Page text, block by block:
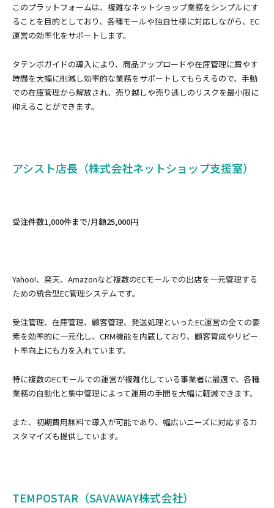
このプラットフォームは、複雑なネットショップ業務をシンプルにす
ることを目的としており、各種モールや独自仕様に対応しながら、EC
運営の効率化をサポートします。
タテンポガイドの導入により、商品アップロードや在庫管理に費やす
時間を大幅に削減し効率的な業務をサポートしてもらえるので、手動
での在庫管理から解放され、売り越しや売り逃しのリスクを最小限に
抑えることができます。
アシスト店長（株式会社ネットショップ支援室）
受注件数1,000件まで/月額25,000円
Yahoo!、楽天、Amazonなど複数のECモールでの出店を一元管理する
ための統合型EC管理システムです。
受注管理、在庫管理、顧客管理、発送処理といったEC運営の全ての要
素を効率的に一元化し、CRM機能を内蔵しており、顧客育成やリピー
ト率向上にも力を入れています。
特に複数のECモールでの運営が複雑化している事業者に最適で、各種
業務の自動化と集中管理によって運用の手間を大幅に軽減できます。
また、初期費用無料で導入が可能であり、幅広いニーズに対応するカ
スタマイズも提供しています。
TEMPOSTAR（SAVAWAY株式会社）